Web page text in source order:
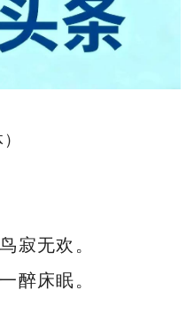
寂无欢。
醉床眠。